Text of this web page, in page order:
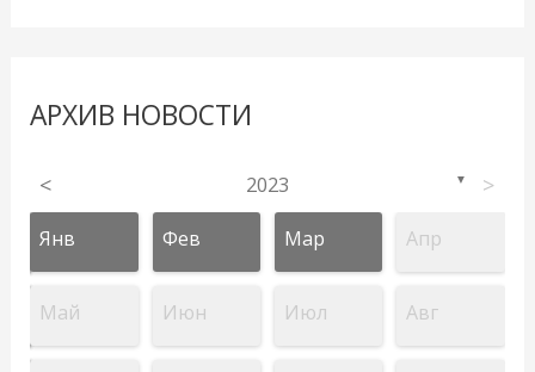
АРХИВ НОВОСТИ
< 2023 ▼ >
Янв Фев Мар Апр
Май Июн Июл Авг